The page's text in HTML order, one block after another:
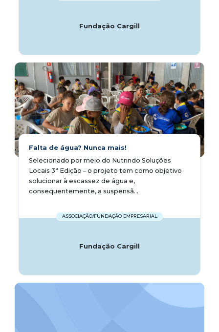
Fundação Cargill
Falta de água? Nunca mais!
Selecionado por meio do Nutrindo Soluções
Locais 3ª Edição – o projeto tem como objetivo
solucionar à escassez de água e,
consequentemente, a suspensã...
ASSOCIAÇÃO/FUNDAÇÃO EMPRESARIAL
Fundação Cargill